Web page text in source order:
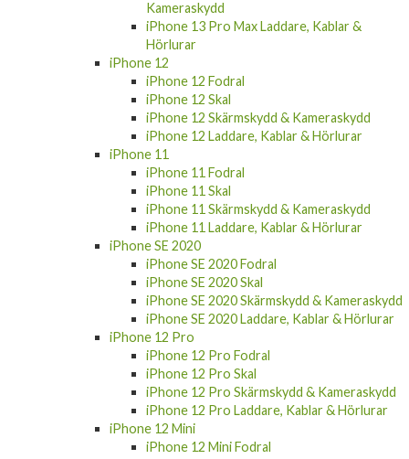
Kameraskydd
iPhone 13 Pro Max Laddare, Kablar &
Hörlurar
iPhone 12
iPhone 12 Fodral
iPhone 12 Skal
iPhone 12 Skärmskydd & Kameraskydd
iPhone 12 Laddare, Kablar & Hörlurar
iPhone 11
iPhone 11 Fodral
iPhone 11 Skal
iPhone 11 Skärmskydd & Kameraskydd
iPhone 11 Laddare, Kablar & Hörlurar
iPhone SE 2020
iPhone SE 2020 Fodral
iPhone SE 2020 Skal
iPhone SE 2020 Skärmskydd & Kameraskydd
iPhone SE 2020 Laddare, Kablar & Hörlurar
iPhone 12 Pro
iPhone 12 Pro Fodral
iPhone 12 Pro Skal
iPhone 12 Pro Skärmskydd & Kameraskydd
iPhone 12 Pro Laddare, Kablar & Hörlurar
iPhone 12 Mini
iPhone 12 Mini Fodral